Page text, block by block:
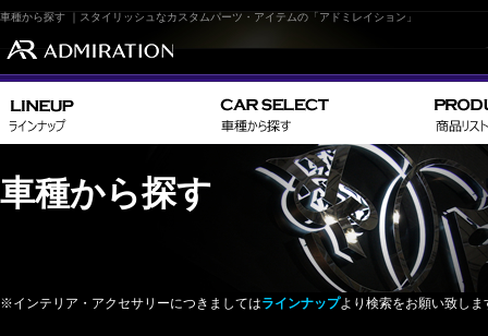
車種から探す ｜スタイリッシュなカスタムパーツ・アイテムの「アドミレイション」
車種から探す
※インテリア・アクセサリーにつきましてはラインナップより検索をお願い致しま